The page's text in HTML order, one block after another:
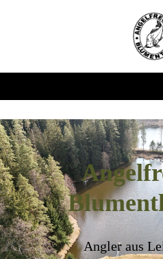
Angler aus